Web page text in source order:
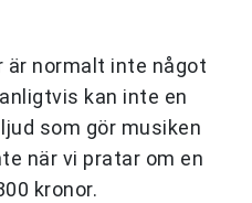
är normalt inte något
kan inte en
som gör musiken
när vi pratar om en
kronor.